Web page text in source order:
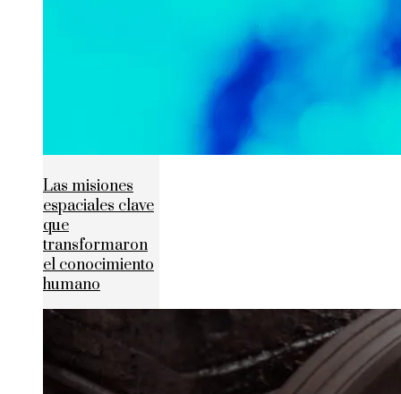
Las misiones
espaciales clave
que
transformaron
el conocimiento
humano